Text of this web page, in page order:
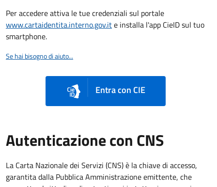
Per accedere attiva le tue credenziali sul portale
www.cartaidentita.interno.gov.ite installa l'app CieID sul tuo
smartphone.
Se hai bisogno di aiuto...
Entra con CIE
Autenticazione con CNS
La Carta Nazionale dei Servizi (CNS) è la chiave di accesso,
garantita dalla Pubblica Amministrazione emittente, che